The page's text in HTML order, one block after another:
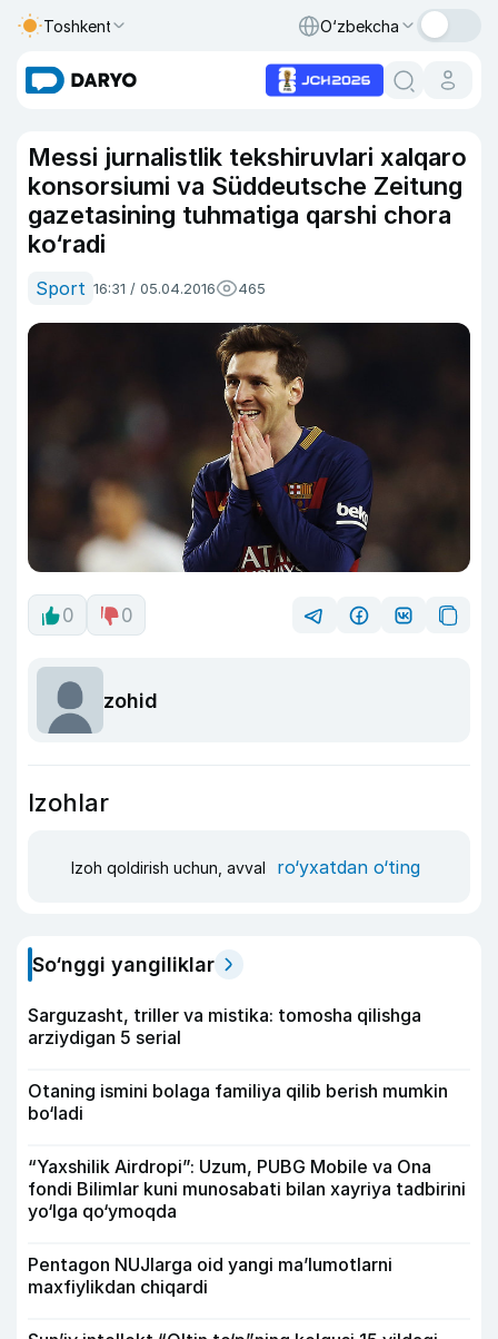
Toshkent O‘zbekcha
Messi jurnalistlik tekshiruvlari xalqaro
konsorsiumi va Süddeutsche Zeitung
gazetasining tuhmatiga qarshi chora
ko‘radi
Sport 16:31 / 05.04.2016 465
0 0
zohid
Izohlar
Izoh qoldirish uchun, avval ro‘yxatdan o‘ting
So‘nggi yangiliklar
Sarguzasht, triller va mistika: tomosha qilishga
arziydigan 5 serial
Otaning ismini bolaga familiya qilib berish mumkin
bo‘ladi
“Yaxshilik Airdropi”: Uzum, PUBG Mobile va Ona
fondi Bilimlar kuni munosabati bilan xayriya tadbirini
yo‘lga qo‘ymoqda
Pentagon NUJlarga oid yangi maʼlumotlarni
maxfiylikdan chiqardi